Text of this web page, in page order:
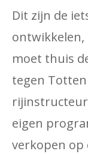
Dit zijn de
ontwikkelen,
moet thuis
tegen
eigen
verkopen op